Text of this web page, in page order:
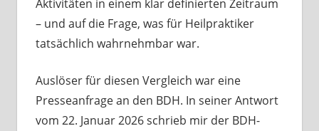
Aktivitäten in einem klar definierten Zeitraum
– und auf die Frage, was für Heilpraktiker
tatsächlich wahrnehmbar war.
Auslöser für diesen Vergleich war eine
Presseanfrage an den BDH. In seiner Antwort
vom 22. Januar 2026 schrieb mir der BDH-